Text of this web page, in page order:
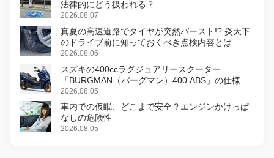
法律的にどう扱われる？
2026.08.07
真夏の高速道路でタイヤが突然バースト!? 炎天下
のドライブ前に知っておくべき点検内容とは
2026.08.06
スズキの400ccラグジュアリースクーター
「BURGMAN（バーグマン）400 ABS」の仕様を
変更し、8月18日に発売
2026.08.05
車内での仮眠、どこまで安全？エンジンかけっぱ
なしの危険性
2026.08.05